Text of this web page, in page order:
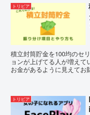
トリビア
積立封筒貯金を100均のセ
ョンが上げてる人が増え
お金があるように見えてお
トリビア